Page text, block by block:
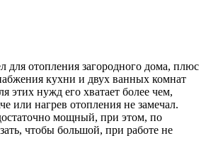
для отопления загородного дома, плюс
кухни и двух ванных комнат
этих нужд его хватает более чем,
или нагрев отопления не замечал.
мощный, при этом, по
чтобы большой, при работе не